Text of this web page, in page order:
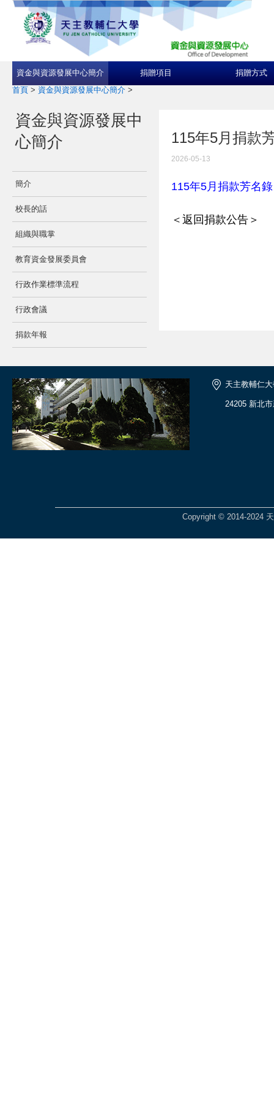
資金與資源發展中心簡介 捐贈項目 捐贈方式
首頁 > 資金與資源發展中心簡介 >
資金與資源發展中
心簡介
簡介
校長的話
組織與職掌
教育資金發展委員會
行政作業標準流程
行政會議
捐款年報
115年5月捐款
2026-05-13
115年5月捐款芳名錄
＜返回捐款公告＞
天主教輔仁
24205 新北
Copyright © 2014-2024